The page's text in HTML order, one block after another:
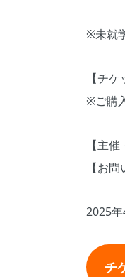
※未就
【チ
※ご購
【主
【お
2025
チ